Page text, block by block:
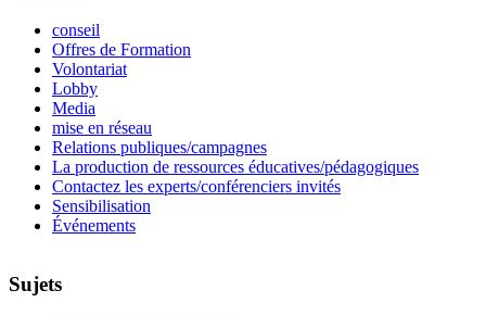
conseil
Offres de Formation
Volontariat
Lobby
Media
mise en réseau
Relations publiques/campagnes
La production de ressources éducatives/pédagogiques
Contactez les experts/conférenciers invités
Sensibilisation
Événements
Sujets